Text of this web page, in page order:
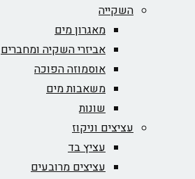
השקייה
מאגרון מים
אביזרי השקיה ומחברים
אוסמוזה הפוכה
משאבות מים
שונות
עציצים וניקוז
עציץ בד
עציצים מרובעים